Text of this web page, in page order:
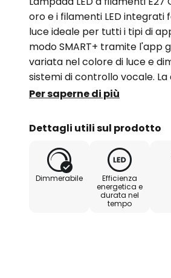
oro e i filamenti LED integrati
luce ideale per tutti i tipi di
modo SMART+ tramite l'app
variata nel colore di luce e
sistemi di controllo vocale.
speciali / compatibilità: - Luce
iOS) - Controllo vocale
Shortcuts - Dimmerabile
Per saperne di più
Dettagli utili sul prodotto
Dimmerabile
Efficienza
energetica e
durata nel
tempo